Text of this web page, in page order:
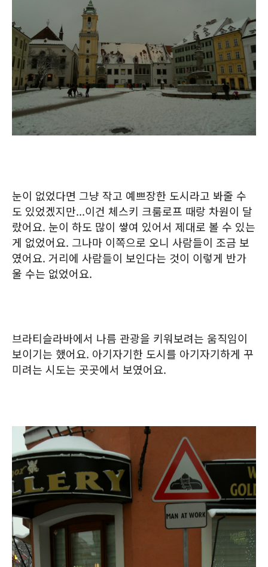
눈이 없었다면 그냥 작고 예쁘장한 도시라고 봐줄 수
도 있었겠지만...이건 체스키 크룸로프 때랑 차원이 달
랐어요. 눈이 하도 많이 쌓여 있어서 제대로 볼 수 있는
게 없었어요. 그나마 이쪽으로 오니 사람들이 조금 보
였어요. 거리에 사람들이 보인다는 것이 이렇게 반가
울 수는 없었어요.
브라티슬라바에서 나름 관광을 키워보려는 움직임이
보이기는 했어요. 아기자기한 도시를 아기자기하게 꾸
미려는 시도는 곳곳에서 보였어요.